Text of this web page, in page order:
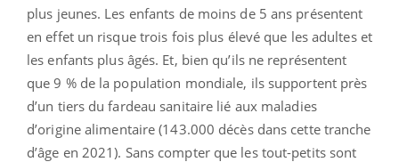
plus jeunes. Les enfants de moins de 5 ans présentent
en effet un risque trois fois plus élevé que les adultes et
les enfants plus âgés. Et, bien qu’ils ne représentent
que 9 % de la population mondiale, ils supportent près
d’un tiers du fardeau sanitaire lié aux maladies
d’origine alimentaire (143.000 décès dans cette tranche
d’âge en 2021). Sans compter que les tout-petits sont